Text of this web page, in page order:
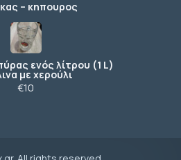
– κηπουρος
ενός λίτρου (1 L)
με χερούλι
€10